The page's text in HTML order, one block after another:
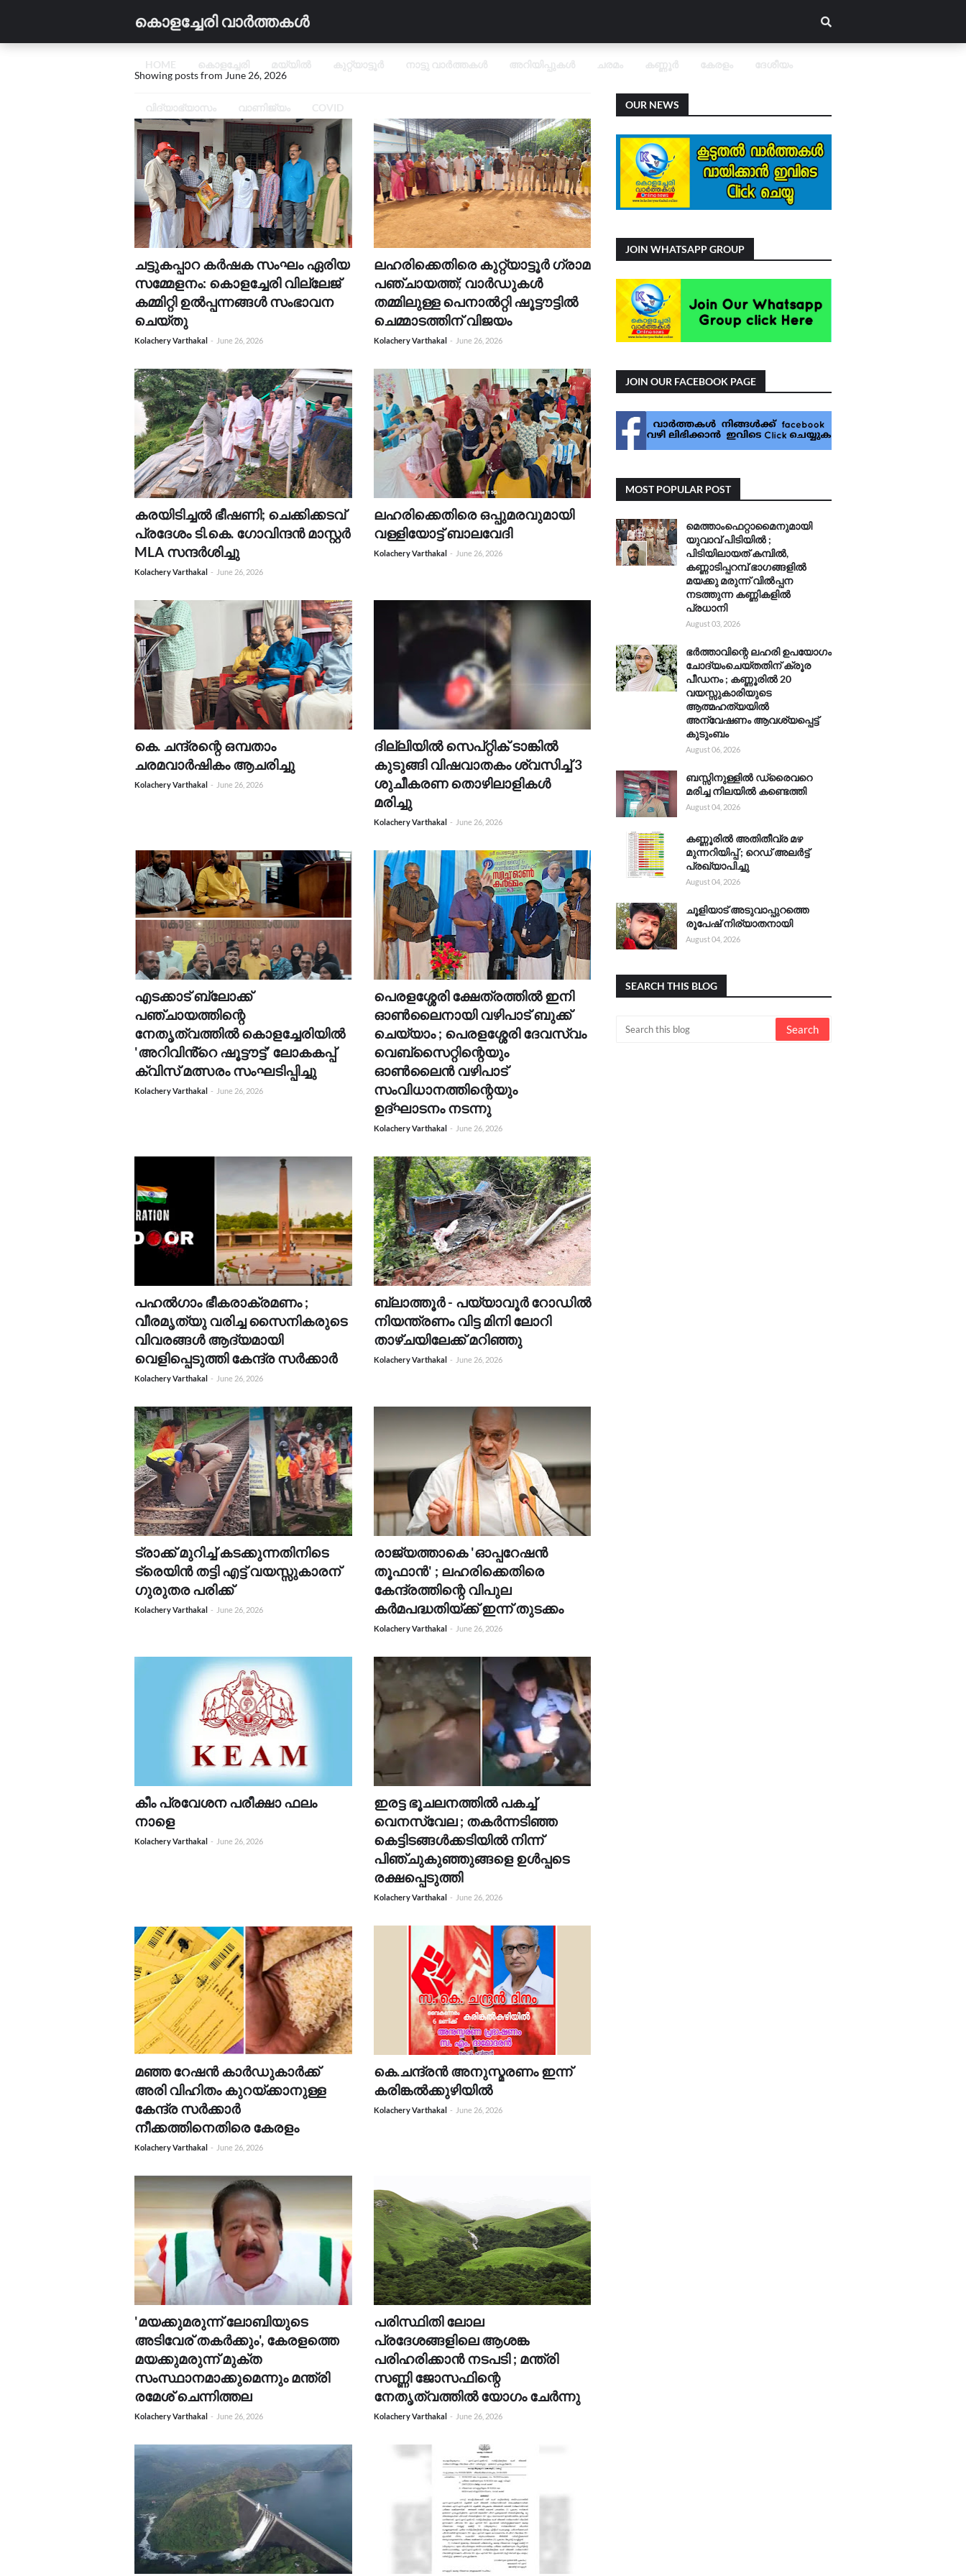
കൊളച്ചേരി വാർത്തകൾ
HOME കൊളച്ചേരി മയ്യിൽ കുറ്റ്യാട്ടൂർ നാട്ടു വാർത്തകൾ അറിയിപ്പുകൾ ചരമം കണ്ണൂർ കേരളം ദേശീയം
വിദ്യാഭ്യാസം വാണിജ്യം COVID
Showing posts from June 26, 2026
ചട്ടുകപ്പാറ കർഷക സംഘം ഏരിയ
സമ്മേളനം: കൊളച്ചേരി വില്ലേജ്
കമ്മിറ്റി ഉൽപ്പന്നങ്ങൾ സംഭാവന
ചെയ്തു
Kolachery Varthakal - June 26, 2026
ലഹരിക്കെതിരെ കുറ്റ്യാട്ടൂർ ഗ്രാമ
പഞ്ചായത്ത്; വാർഡുകൾ
തമ്മിലുള്ള പെനാൽറ്റി ഷൂട്ടൗട്ടിൽ
ചെമ്മാടത്തിന് വിജയം
Kolachery Varthakal - June 26, 2026
കരയിടിച്ചൽ ഭീഷണി; ചെക്കിക്കടവ്
പ്രദേശം ടി.കെ. ഗോവിന്ദൻ മാസ്റ്റർ
MLA സന്ദർശിച്ചു
Kolachery Varthakal - June 26, 2026
ലഹരിക്കെതിരെ ഒപ്പുമരവുമായി
വള്ളിയോട്ട് ബാലവേദി
Kolachery Varthakal - June 26, 2026
​​കെ. ചന്ദ്രന്റെ ഒമ്പതാം
ചരമവാർഷികം ആചരിച്ചു
Kolachery Varthakal - June 26, 2026
ദില്ലിയിൽ സെപ്റ്റിക് ടാങ്കിൽ
കുടുങ്ങി വിഷവാതകം ശ്വസിച്ച് 3
ശുചീകരണ തൊഴിലാളികൾ
മരിച്ചു
Kolachery Varthakal - June 26, 2026
​എടക്കാട് ബ്ലോക്ക്
പഞ്ചായത്തിന്റെ
നേതൃത്വത്തിൽ കൊളച്ചേരിയിൽ
'അറിവിൻ്റെ ഷൂട്ടൗട്ട്' ലോകകപ്പ്
ക്വിസ് മത്സരം സംഘടിപ്പിച്ചു
Kolachery Varthakal - June 26, 2026
പെരളശ്ശേരി ക്ഷേത്രത്തിൽ ഇനി
ഓൺലൈനായി വഴിപാട് ബുക്ക്
ചെയ്യാം ; പെരളശ്ശേരി ദേവസ്വം
വെബ്സൈറ്റിന്റെയും
ഓൺലൈൻ വഴിപാട്
സംവിധാനത്തിന്റെയും
ഉദ്ഘാടനം നടന്നു
Kolachery Varthakal - June 26, 2026
പഹൽഗാം ഭീകരാക്രമണം ;
വീരമൃത്യു വരിച്ച സൈനികരുടെ
വിവരങ്ങൾ ആദ്യമായി
വെളിപ്പെടുത്തി കേന്ദ്ര സർക്കാർ
Kolachery Varthakal - June 26, 2026
ബ്ലാത്തൂർ - പയ്യാവൂർ റോഡിൽ
നിയന്ത്രണം വിട്ട മിനി ലോറി
താഴ്‌ചയിലേക്ക് മറിഞ്ഞു
Kolachery Varthakal - June 26, 2026
ട്രാക്ക് മുറിച്ച് കടക്കുന്നതിനിടെ
ട്രെയിൻ തട്ടി എട്ട് വയസ്സുകാരന്
ഗുരുതര പരിക്ക്
Kolachery Varthakal - June 26, 2026
രാജ്യത്താകെ 'ഓപ്പറേഷൻ
തൂഫാൻ' ; ലഹരിക്കെതിരെ
കേന്ദ്രത്തിന്റെ വിപുല
കർമപദ്ധതിയ്ക്ക് ഇന്ന് തുടക്കം
Kolachery Varthakal - June 26, 2026
കീം പ്രവേശന പരീക്ഷാ ഫലം
നാളെ
Kolachery Varthakal - June 26, 2026
ഇരട്ട ഭൂചലനത്തിൽ പകച്ച്
വെനസ്വേല ; തകർന്നടിഞ്ഞ
കെട്ടിടങ്ങൾക്കടിയിൽ നിന്ന്
പിഞ്ചുകുഞ്ഞുങ്ങളെ ഉൾപ്പടെ
രക്ഷപ്പെടുത്തി
Kolachery Varthakal - June 26, 2026
മഞ്ഞ റേഷൻ കാർഡുകാർക്ക്
അരി വിഹിതം കുറയ്ക്കാനുള്ള
കേന്ദ്ര സർക്കാർ
നീക്കത്തിനെതിരെ കേരളം
Kolachery Varthakal - June 26, 2026
കെ.ചന്ദ്രൻ അനുസ്മരണം ഇന്ന്
കരിങ്കൽക്കുഴിയിൽ
Kolachery Varthakal - June 26, 2026
'മയക്കുമരുന്ന് ലോബിയുടെ
അടിവേര് തകർക്കും', കേരളത്തെ
മയക്കുമരുന്ന് മുക്ത
സംസ്ഥാനമാക്കുമെന്നും മന്ത്രി
രമേശ് ചെന്നിത്തല
Kolachery Varthakal - June 26, 2026
പരിസ്ഥിതി ലോല
പ്രദേശങ്ങളിലെ ആശങ്ക
പരിഹരിക്കാൻ നടപടി ; മന്ത്രി
സണ്ണി ജോസഫിന്റെ
നേതൃത്വത്തിൽ യോഗം ചേർന്നു
Kolachery Varthakal - June 26, 2026
OUR NEWS
JOIN WHATSAPP GROUP
JOIN OUR FACEBOOK PAGE
MOST POPULAR POST
മെത്താംഫെറ്റാമൈനുമായി
യുവാവ് പിടിയിൽ ;
പിടിയിലായത് കമ്പിൽ,
കണ്ണാടിപ്പറമ്പ് ഭാഗങ്ങളിൽ
മയക്കു മരുന്ന് വിൽപ്പന
നടത്തുന്ന കണ്ണികളിൽ
പ്രധാനി
August 03, 2026
ഭർത്താവിന്റെ ലഹരി ഉപയോഗം
ചോദ്യംചെയ്തതിന് ക്രൂര
പീഡനം ; കണ്ണൂരിൽ 20
വയസ്സുകാരിയുടെ
ആത്മഹത്യയിൽ
അന്വേഷണം ആവശ്യപ്പെട്ട്
കുടുംബം
August 06, 2026
ബസ്സിനുള്ളിൽ ഡ്രൈവറെ
മരിച്ച നിലയിൽ കണ്ടെത്തി
August 04, 2026
കണ്ണൂരിൽ അതിതീവ്ര മഴ
മുന്നറിയിപ്പ് ; റെഡ് അലർട്ട്
പ്രഖ്യാപിച്ചു
August 04, 2026
ചൂളിയാട് അടുവാപ്പുറത്തെ
രൂപേഷ് നിര്യാതനായി
August 04, 2026
SEARCH THIS BLOG